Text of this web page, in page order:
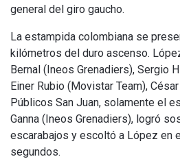
general del giro gaucho.
La estampida colombiana se
kilómetros del duro ascenso.
Bernal (Ineos Grenadiers), Sergio
Einer Rubio (Movistar Team),
Públicos San Juan, solamente el
Ganna (Ineos Grenadiers), logró
escarabajos y escoltó a López en
segundos.